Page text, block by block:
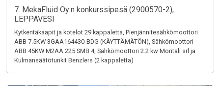
7. MekaFluid Oy:n konkurssipesä (2900570-2),
LEPPÄVESI
Kytkentäkaapit ja kotelot 29 kappaletta, Pienjännitesähkömoottori
ABB 7.5KW 3GAA164430-BDG (KÄYTTÄMÄTÖN), Sähkömoottori
ABB 45KW M2AA 225 SMB 4, Sähkömoottori 2.2 kw Moritali srl ja
Kulmansäätötunkit Benzlers (2 kappaletta)